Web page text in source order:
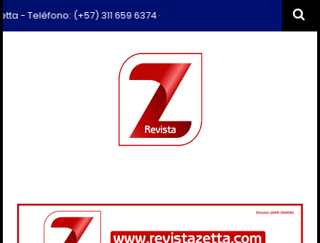
(+57) 311 659 6374 - Correo: revista.zetta@gmail.com